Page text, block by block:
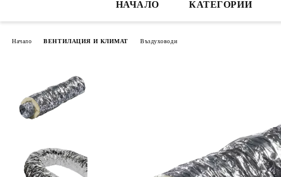
НАЧАЛО КАТЕГОРИИ
Начало ВЕНТИЛАЦИЯ И КЛИМАТ Въздуховоди